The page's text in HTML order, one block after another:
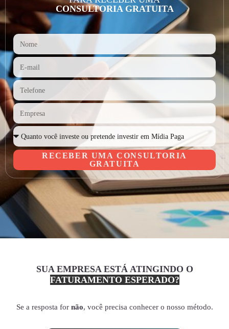
CONSULTORIA GRATUITA
RECEBER UMA CONSULTORIA
GRATUITA
SUA EMPRESA ESTÁ ATINGINDO O
FATURAMENTO ESPERADO?
Se a resposta for não, você precisa conhecer o nosso método.